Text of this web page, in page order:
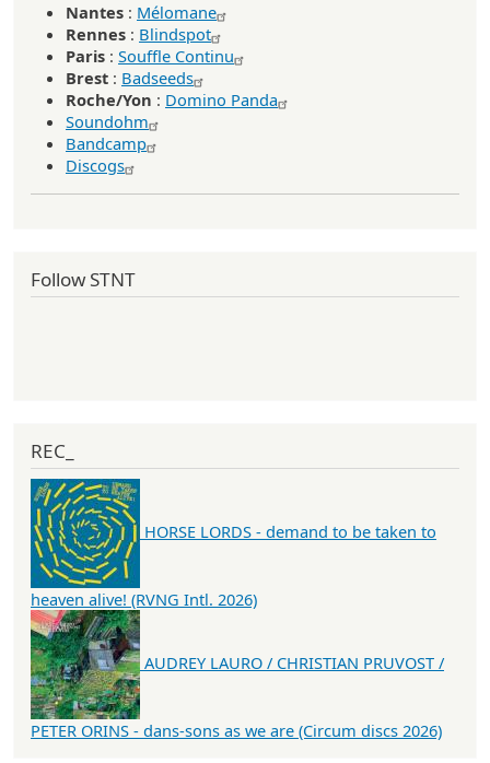
Nantes : Mélomane
Rennes : Blindspot
Paris : Souffle Continu
Brest : Badseeds
Roche/Yon : Domino Panda
Soundohm
Bandcamp
Discogs
Follow STNT
REC_
HORSE LORDS - demand to be taken to
heaven alive! (RVNG Intl. 2026)
AUDREY LAURO / CHRISTIAN PRUVOST /
PETER ORINS - dans-sons as we are (Circum discs 2026)